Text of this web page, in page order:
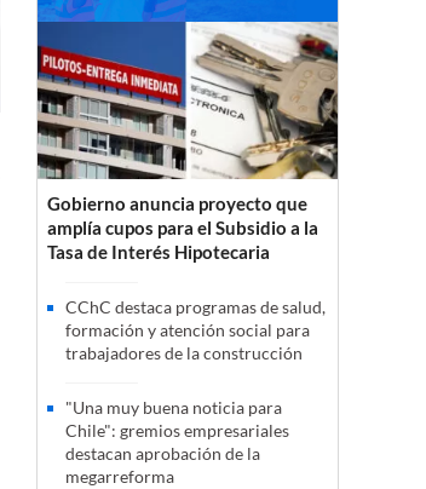
Gobierno anuncia proyecto que
amplía cupos para el Subsidio a la
Tasa de Interés Hipotecaria
CChC destaca programas de salud,
formación y atención social para
trabajadores de la construcción
"Una muy buena noticia para
Chile": gremios empresariales
destacan aprobación de la
megarreforma